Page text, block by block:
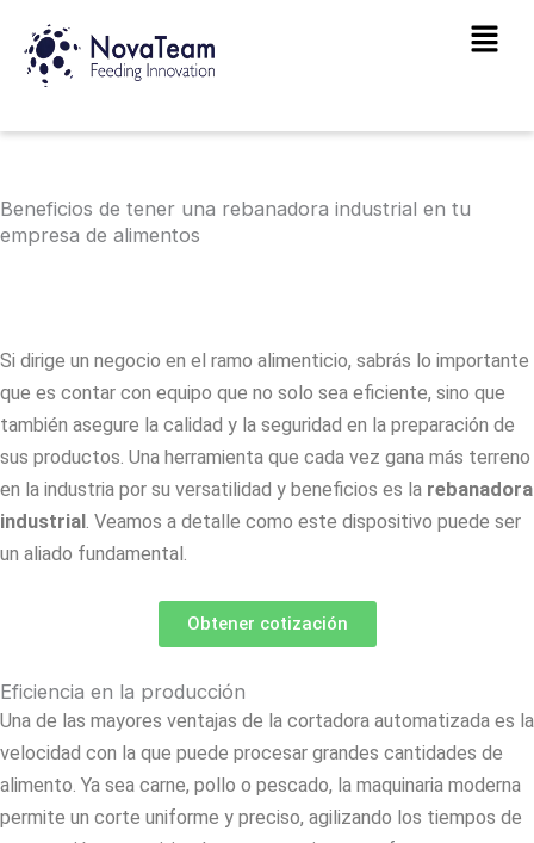
contenido
Main
Beneficios de tener una rebanadora industrial en tu
empresa de alimentos
Si dirige un negocio en el ramo alimenticio, sabrás lo importante
que es contar con equipo que no solo sea eficiente, sino que
también asegure la calidad y la seguridad en la preparación de
sus productos. Una herramienta que cada vez gana más terreno
en la industria por su versatilidad y beneficios es la rebanadora
industrial. Veamos a detalle como este dispositivo puede ser
un aliado fundamental.
Obtener cotización
Eficiencia en la producción
Una de las mayores ventajas de la cortadora automatizada es la
velocidad con la que puede procesar grandes cantidades de
alimento. Ya sea carne, pollo o pescado, la maquinaria moderna
permite un corte uniforme y preciso, agilizando los tiempos de